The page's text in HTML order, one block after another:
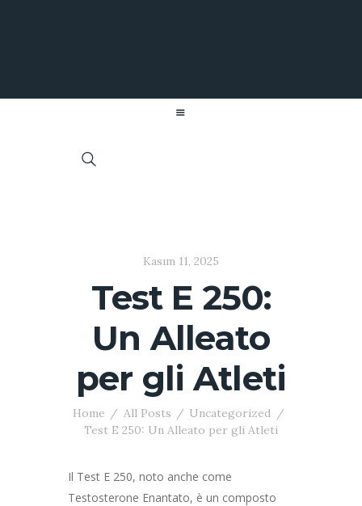
Kasım 11, 2025
Test E 250:
Un Alleato
per gli Atleti
Home All Posts
Uncategorized
Test E 250: Un Alleato per gli Atleti
Il Test E 250, noto anche come
Testosterone Enantato, è un composto